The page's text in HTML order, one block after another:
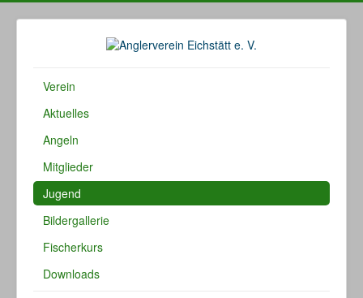
Verein
Aktuelles
Angeln
Mitglieder
Jugend
Bildergallerie
Fischerkurs
Downloads